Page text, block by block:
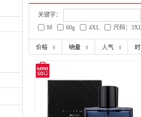
关键字：
M
60g 4XL 尺码：